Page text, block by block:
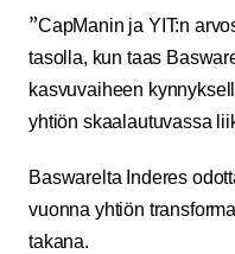
”CapManin ja YIT:n
tasolla, kun taas
kasvuvaiheen
yhtiön skaalautuvassa
Baswarelta Inderes
vuonna yhtiön
takana.